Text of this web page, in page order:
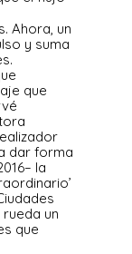
Ahora, un
y suma
que
dar forma
la
un
que